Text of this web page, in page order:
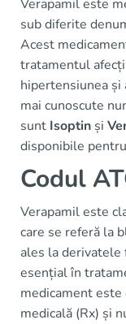
Verapamil este
sub diferite
Acest
tratamentul
hipertensiunea și
mai cunoscute
sunt Isoptin și
disponibile
Codul
Verapamil este
care se referă la
ales la
esențial în
medicament
medicală (Rx) și